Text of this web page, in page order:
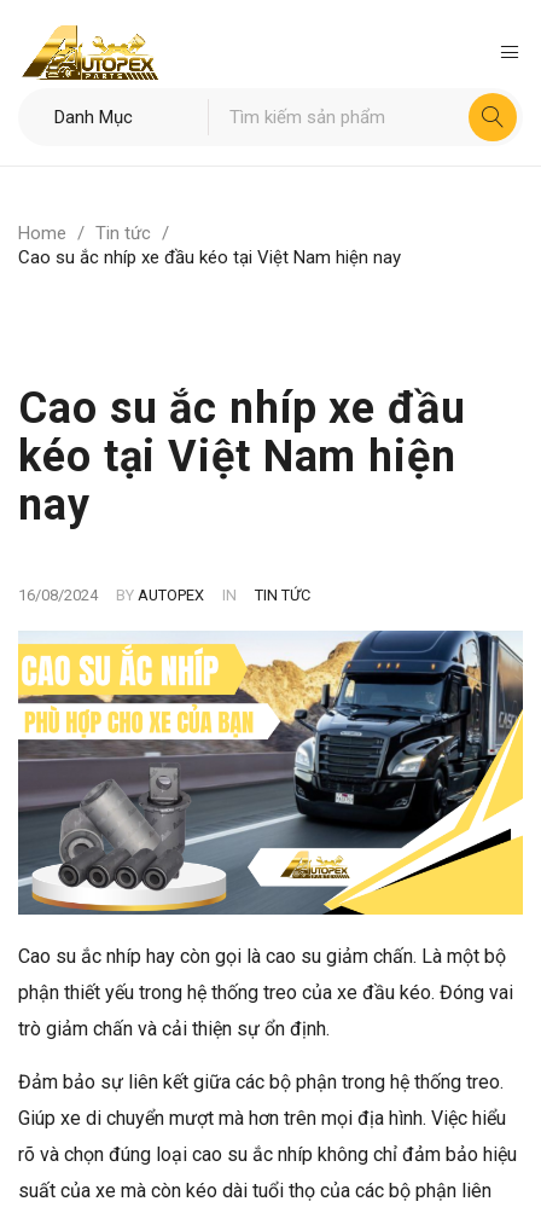
Home / Tin tức /
Cao su ắc nhíp xe đầu kéo tại Việt Nam hiện nay
Cao su ắc nhíp xe đầu
kéo tại Việt Nam hiện
nay
16/08/2024 BY AUTOPEX IN TIN TỨC
Cao su ắc nhíp hay còn gọi là cao su giảm chấn. Là một bộ
phận thiết yếu trong hệ thống treo của xe đầu kéo. Đóng vai
trò giảm chấn và cải thiện sự ổn định.
Đảm bảo sự liên kết giữa các bộ phận trong hệ thống treo.
Giúp xe di chuyển mượt mà hơn trên mọi địa hình. Việc hiểu
rõ và chọn đúng loại cao su ắc nhíp không chỉ đảm bảo hiệu
suất của xe mà còn kéo dài tuổi thọ của các bộ phận liên